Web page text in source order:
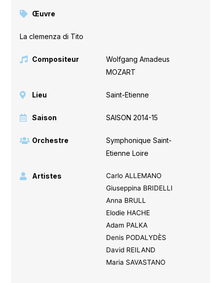
Œuvre
La clemenza di Tito
Compositeur
Wolfgang Amadeus
MOZART
Lieu Saint-Etienne
Saison SAISON 2014-15
Orchestre
Symphonique Saint-
Etienne Loire
Artistes
Carlo ALLEMANO
Giuseppina BRIDELLI
Anna BRULL
Elodie HACHE
Adam PALKA
Denis PODALYDÈS
David REILAND
Maria SAVASTANO